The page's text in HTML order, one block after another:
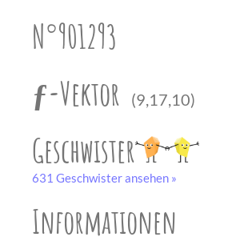
N°901293
ƒ-Vektor
(9,17,10)
Geschwister
631 Geschwister ansehen »
Informationen